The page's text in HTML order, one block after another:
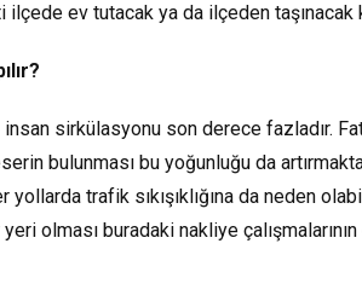
ilçede ev tutacak ya da ilçeden taşınacak
sirkülasyonu son derece fazladır.
bulunması bu yoğunluğu da
yollarda trafik sıkışıklığına da neden
olması buradaki nakliye